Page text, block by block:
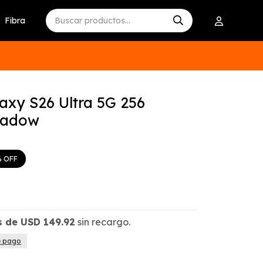
Fibra
S26 Ultra 5G 256
de USD 149.92 sin recargo.
pago